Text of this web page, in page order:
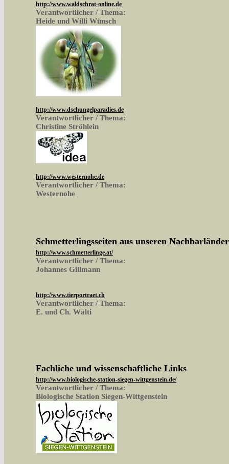
http://www.waldschrat-online.de
Verantwortlicher / Thema:
Heide und Willi Wünsch
http://www.dschungelparadies.de
Verantwortlicher / Thema:
Christine Ströhlein
http://www.westernohe.de
Verantwortlicher / Thema:
Westernohe
Schmetterlingsseiten aus unseren
http://www.schmetterlinge.at/
Verantwortlicher / Thema:
Johannes Gillmann
http://www.tierportraet.ch
Verantwortlicher / Thema:
E. und Ch. Wälti
Fachliche und wissenschaftliche Links
http://www.biologische-station-siegen-wittgenstein.de/
Verantwortlicher / Thema:
Biologische Station Siegen-Wittgenstein